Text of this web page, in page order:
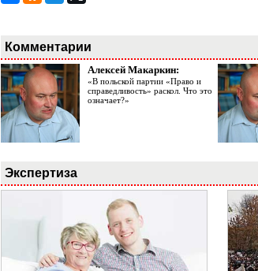
Комментарии
Алексей Макаркин:
«В польской партии «Право и
справедливость» раскол. Что это
означает?»
Экспертиза